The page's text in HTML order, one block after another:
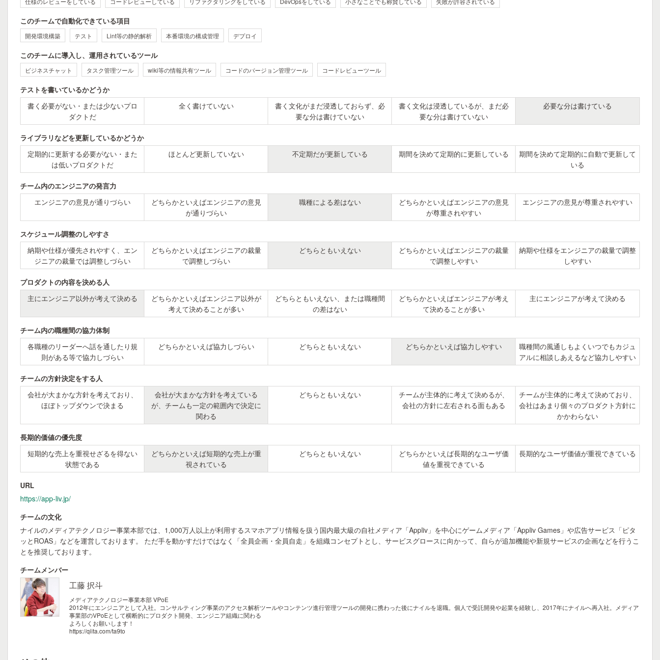
このチームで自動化できている項目
開発環境構築 テスト Lint等の静的解析 本番環境の構成管理 デプロイ
このチームに導入し、運用されているツール
ビジネスチャット タスク管理ツール wiki等の情報共有ツール コードのバージョン管理ツール コードレビューツール
テストを書いているかどうか
書く必要がない・または少ないプロ
ダクトだ
全く書けていない
書く文化がまだ浸透しておらず、必
要な分は書けていない
書く文化は浸透しているが、まだ必
要な分は書けていない
必要な分は書けている
ライブラリなどを更新しているかどうか
定期的に更新する必要がない・また
は低いプロダクトだ
ほとんど更新していない 不定期だが更新している 期間を決めて定期的に更新している
期間を決めて定期的に自動で更新して
いる
チーム内のエンジニアの発言力
エンジニアの意見が通りづらい
どちらかといえばエンジニアの意見
が通りづらい
職種による差はない
どちらかといえばエンジニアの意見
が尊重されやすい
エンジニアの意見が尊重されやすい
スケジュール調整のしやすさ
納期や仕様が優先されやすく、エン
ジニアの裁量では調整しづらい
どちらかといえばエンジニアの裁量
で調整しづらい
どちらともいえない
どちらかといえばエンジニアの裁量
で調整しやすい
納期や仕様をエンジニアの裁量で調整
しやすい
プロダクトの内容を決める人
主にエンジニア以外が考えて決める
どちらかといえばエンジニア以外が
考えて決めることが多い
どちらともいえない、または職種間
の差はない
どちらかといえばエンジニアが考え
て決めることが多い
主にエンジニアが考えて決める
チーム内の職種間の協力体制
各職種のリーダーへ話を通したり規
則がある等で協力しづらい
どちらかといえば協力しづらい どちらともいえない どちらかといえば協力しやすい
職種間の風通しもよくいつでもカジュ
アルに相談しあえるなど協力しやすい
チームの方針決定をする人
会社が大まかな方針を考えており、
ほぼトップダウンで決まる
会社が大まかな方針を考えている
が、チームも一定の範囲内で決定に
関わる
どちらともいえない
チームが主体的に考えて決めるが、
会社の方針に左右される面もある
チームが主体的に考えて決めており、
会社はあまり個々のプロダクト方針に
かかわらない
長期的価値の優先度
短期的な売上を重視せざるを得ない
状態である
どちらかといえば短期的な売上が重
視されている
どちらともいえない
どちらかといえば長期的なユーザ価
値を重視できている
長期的なユーザ価値が重視できている
URL
https://app-liv.jp/
チームの文化
ナイルのメディアテクノロジー事業本部では、1,000万人以上が利用するスマホアプリ情報を扱う国内最大級の自社メディア「Appliv」を中心にゲームメディア「Appliv Games」や広告サービス「ピタ
ッとROAS」などを運営しております。 ただ手を動かすだけではなく「全員企画・全員自走」を組織コンセプトとし、サービスグロースに向かって、自らが追加機能や新規サービスの企画などを行うこ
とを推奨しております。
チームメンバー
工藤 択斗
メディアテクノロジー事業本部 VPoE
2012年にエンジニアとして入社。コンサルティング事業のアクセス解析ツールやコンテンツ進行管理ツールの開発に携わった後にナイルを退職。個人で受託開発や起業を経験し、2017年にナイルへ再入社。メディア
事業部のVPoEとして横断的にプロダクト開発、エンジニア組織に関わる
よろしくお願いします！
https://qiita.com/ta9to